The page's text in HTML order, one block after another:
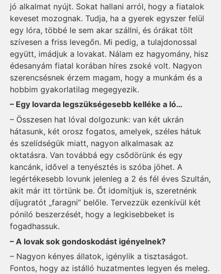
jó alkalmat nyújt. Sokat hallani arról, hogy a fiatalok
keveset mozognak. Tudja, ha a gyerek egyszer felül
egy lóra, többé le sem akar szállni, és órákat tölt
szívesen a friss levegőn. Mi pedig, a tulajdonossal
együtt, imádjuk a lovakat. Nálam ez hagyomány, hisz
édesanyám fiatal korában híres zsoké volt. Nagyon
szerencsésnek érzem magam, hogy a munkám és a
hobbim gyakorlatilag megegyezik.
– Egy lovarda legszükségesebb kelléke a ló…
– Összesen hat lóval dolgozunk: van két ukrán
hátasunk, két orosz fogatos, amelyek, széles hátuk
és szelídségük miatt, nagyon alkalmasak az
oktatásra. Van továbbá egy csődörünk és egy
kancánk, idővel a tenyésztés is szóba jöhet. A
legértékesebb lovunk jelenleg a 2 és fél éves Szultán,
akit már itt törtünk be. Őt idomítjuk is, szeretnénk
díjugratót „faragni” belőle. Tervezzük ezenkívül két
póniló beszerzését, hogy a legkisebbeket is
fogadhassuk.
– A lovak sok gondoskodást igényelnek?
– Nagyon kényes állatok, igénylik a tisztaságot.
Fontos, hogy az istálló huzatmentes legyen és meleg.